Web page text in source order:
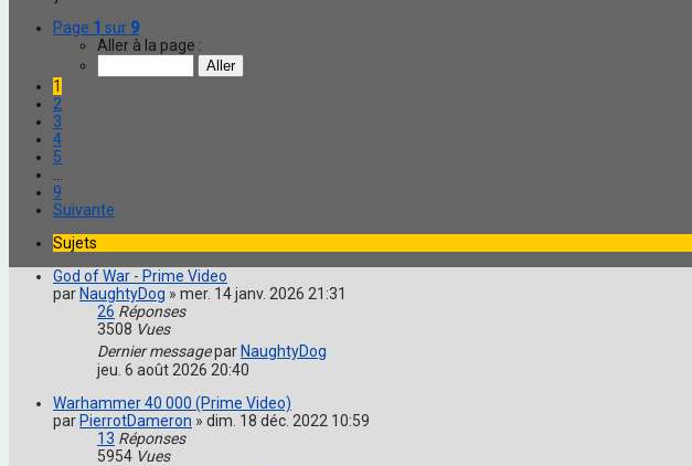
Page 1 sur 9
Aller à la page :
1
2
3
4
5
9
Suivante
Sujets
God of War - Prime Video
parNaughtyDog » mer. 14 janv. 2026 21:31
26 Réponses
3508 Vues
Dernier messageparNaughtyDog
jeu. 6 août 2026 20:40
Warhammer 40 000 (Prime Video)
parPierrotDameron » dim. 18 déc. 2022 10:59
13 Réponses
5954 Vues